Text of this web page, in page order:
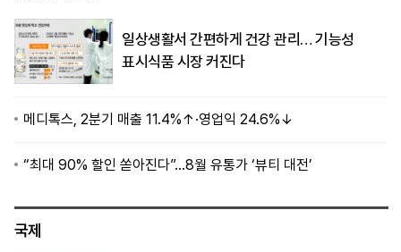
일상생활서 간편하게 건강 관리… 기능성
표시식품 시장 커진다
메디톡스, 2분기 매출 11.4%↑·영업익 24.6%↓
“최대 90% 할인 쏟아진다”…8월 유통가 ‘뷰티 대전’
국제